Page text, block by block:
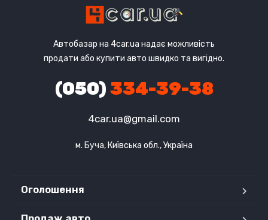
Автобазар на 4car.ua надає можливість
продати або купити авто швидко та вигідно.
(050)334-39-38
4car.ua@gmail.com
м. Буча, Київська обл., Україна
Оголошення